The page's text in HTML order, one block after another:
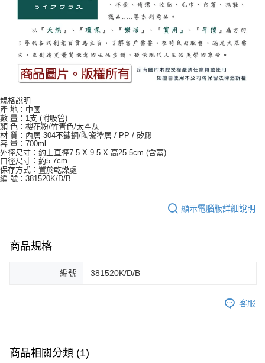
規格說明
產 地：中國
數 量：1支 (附吸管)
顏 色：櫻花粉/竹青色/太空灰
材 質：內層-304不鏽鋼/陶瓷塗層 / PP / 矽膠
容 量：700ml
外徑尺寸：約上直徑7.5 X 9.5 X 高25.5cm (含蓋)
口徑尺寸：約5.7cm
保存方式：置於乾燥處
編 號：381520K/D/B
顯示電腦版詳細說明
商品規格
編號 381520K/D/B
客服
商品相關分類 (1)